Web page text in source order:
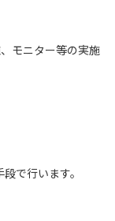
モニター等の実施
で行います。